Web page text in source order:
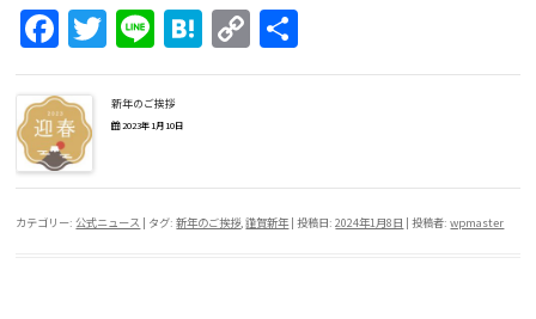
F
a
c
e
b
o
T
w
itt
er
Li
n
e
H
at
a
C
o
Li
n
有
新年のご挨拶
2023年1月10日
カテゴリー:公式ニュース | タグ:新年のご挨拶,謹賀新年 | 投稿日:2024年1月8日 |投稿者:wpmaster